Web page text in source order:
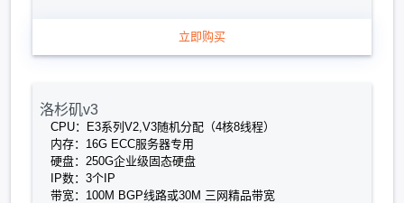
立即购买
洛杉矶v3
CPU：E3系列V2,V3随机分配（4核8线程）
内存：16G ECC服务器专用
硬盘：250G企业级固态硬盘
IP数：3个IP
带宽：100M BGP线路或30M 三网精品带宽